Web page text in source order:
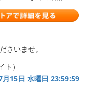
さいませ。
）
15日 水曜日 23:59:59